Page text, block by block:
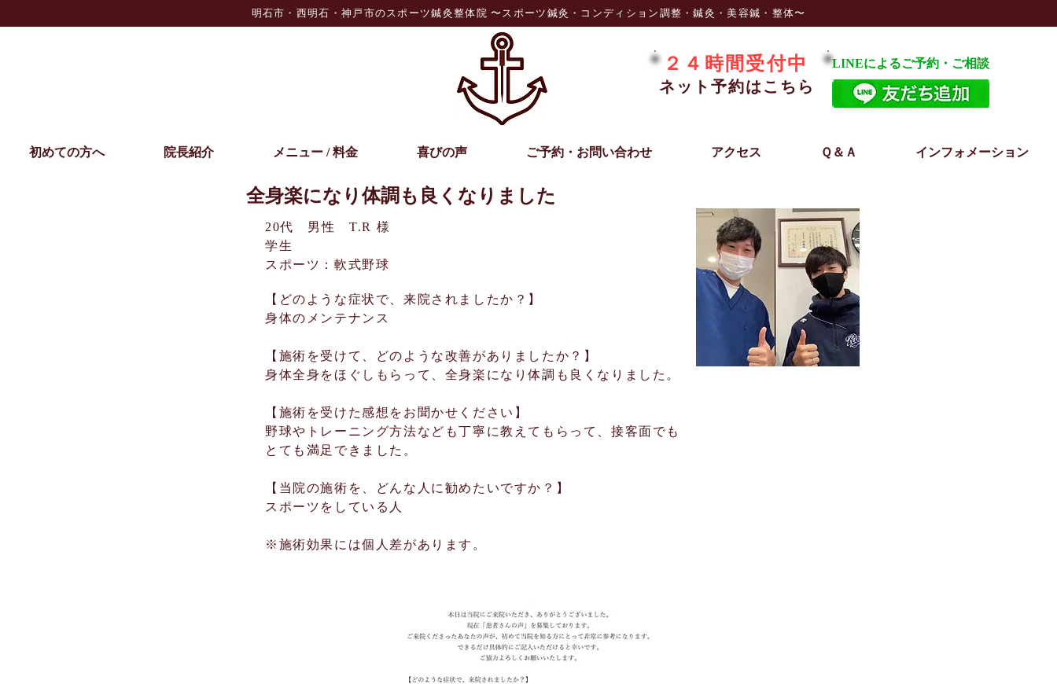
明石市・西明石・神戸市のスポーツ鍼灸整体院 〜スポーツ鍼灸・コンディション調整・鍼灸・美容鍼・整体〜
２４時間受付中
ネット予約はこちら
LINEによるご予約・ご相談
初めての方へ 院長紹介 メニュー / 料金 喜びの声 ご予約・お問い合わせ アクセス Ｑ＆Ａ インフォメーション
全身楽になり体調も良くなりました
20代 男性 T.R 様
学生
スポーツ：軟式野球
【どのような症状で、来院されましたか？】
身体のメンテナンス
【施術を受けて、どのような改善がありましたか？】
身体全身をほぐしもらって、全身楽になり体調も良くなりました。
【施術を受けた感想をお聞かせください】
野球やトレーニング方法なども丁寧に教えてもらって、接客面でも
とても満足できました。
【当院の施術を、どんな人に勧めたいですか？】
​​スポーツをしている人
​​※施術効果には個人差があります。